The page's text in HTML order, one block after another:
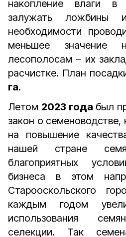
накопление влаги
залужать ложбины
необходимости
меньшее значение
лесополосам – их
расчистке. План
га.
Летом 2023 года был
закон о семеноводстве,
на повышение
нашей стране
благоприятных
бизнеса в этом
Старооскольского
каждым годом
использования
селекции. Так